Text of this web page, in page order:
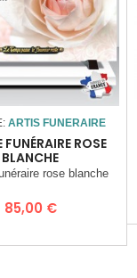
ARTIS FUNERAIRE
ROSE
BLANCHE
rose blanche
Prix
85,00 €